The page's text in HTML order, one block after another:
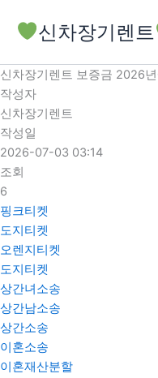
로
건
너
뛰
기
신차장기렌트
신차장기렌트 보증금 2026
작성자
신차장기렌트
작성일
2026-07-03 03:14
조회
6
핑크티켓
도지티켓
오렌지티켓
도지티켓
상간녀소송
상간남소송
상간소송
이혼소송
이혼재산분할